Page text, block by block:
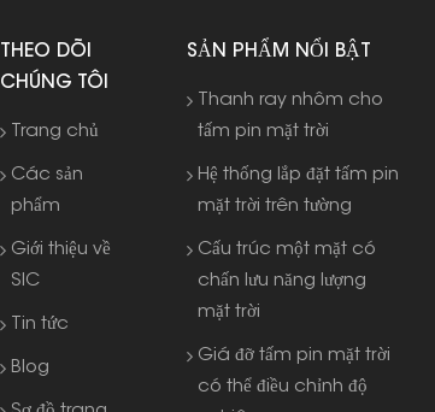
THEO DÕI
CHÚNG TÔI
Trang chủ
Các sản
phẩm
Giới thiệu về
SIC
Tin tức
Blog
SẢN PHẨM NỔI BẬT
Thanh ray nhôm cho
tấm pin mặt trời
Hệ thống lắp đặt tấm pin
mặt trời trên tường
Cấu trúc một mặt có
chấn lưu năng lượng
mặt trời
Giá đỡ tấm pin mặt trời
có thể điều chỉnh độ